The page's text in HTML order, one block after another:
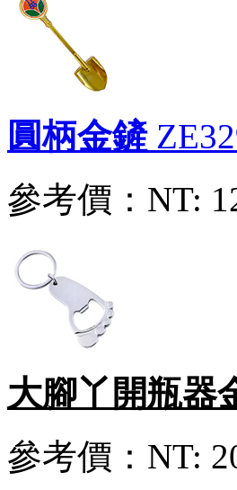
不銹鋼長方形金屬鑰匙扣鑰匙圈
參考價：NT: 30元
參考價：NT: 40元
金屬十字架鑰匙圈鑰匙扣
圓柄金鏟
參考價： NT:
大腳丫開瓶器
參考價： NT: